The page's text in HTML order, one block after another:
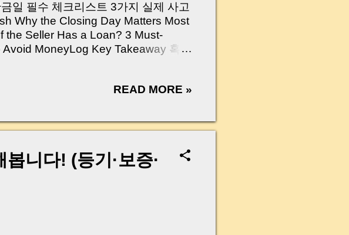
일 필수 체크리스트 3가지 실제 사고
Why the Closing Day Matters Most
the Seller Has a Loan? 3 Must-
MoneyLog Key Takeaway 혹시
제가 중개 현장에서 겪었던 일입니
인데 왜 내 통장으로 안 들어오죠?”
실은 ‘구조’를 몰라서 생기는 걱정입
습니다. 이 글 하나만 제대로 이해
는 마지막 퍼즐” 이 될 수 있습니다. |
“Closing day…...
READ MORE »
니다! (등기·보증·